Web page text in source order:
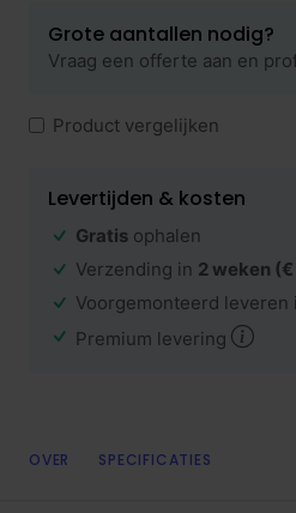
Grote aantallen nodig?
Vraag een offerte aan en
Product vergelijken
Levertijden & kosten
Gratis ophalen
Verzending in 2 weken
Voorgemonteerd leveren
Premium levering
OVER SPECIFICATIES